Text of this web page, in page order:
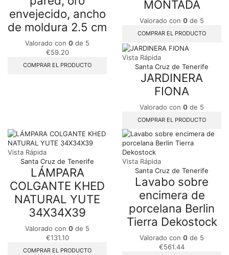
envejecido, ancho
de moldura 2.5 cm
Valorado con 0 de 5
€59.20
COMPRAR EL PRODUCTO
MONTADA
Valorado con 0 de 5
COMPRAR EL PRODUCTO
Vista Rápida
Santa Cruz de Tenerife
JARDINERA
FIONA
Valorado con 0 de 5
COMPRAR EL PRODUCTO
Vista Rápida
Santa Cruz de Tenerife
LÁMPARA
COLGANTE KHED
NATURAL YUTE
34X34X39
Valorado con 0 de 5
€131.10
COMPRAR EL PRODUCTO
Vista Rápida
Santa Cruz de Tenerife
Lavabo sobre
encimera de
porcelana Berlin
Tierra Dekostock
Valorado con 0 de 5
€561.44